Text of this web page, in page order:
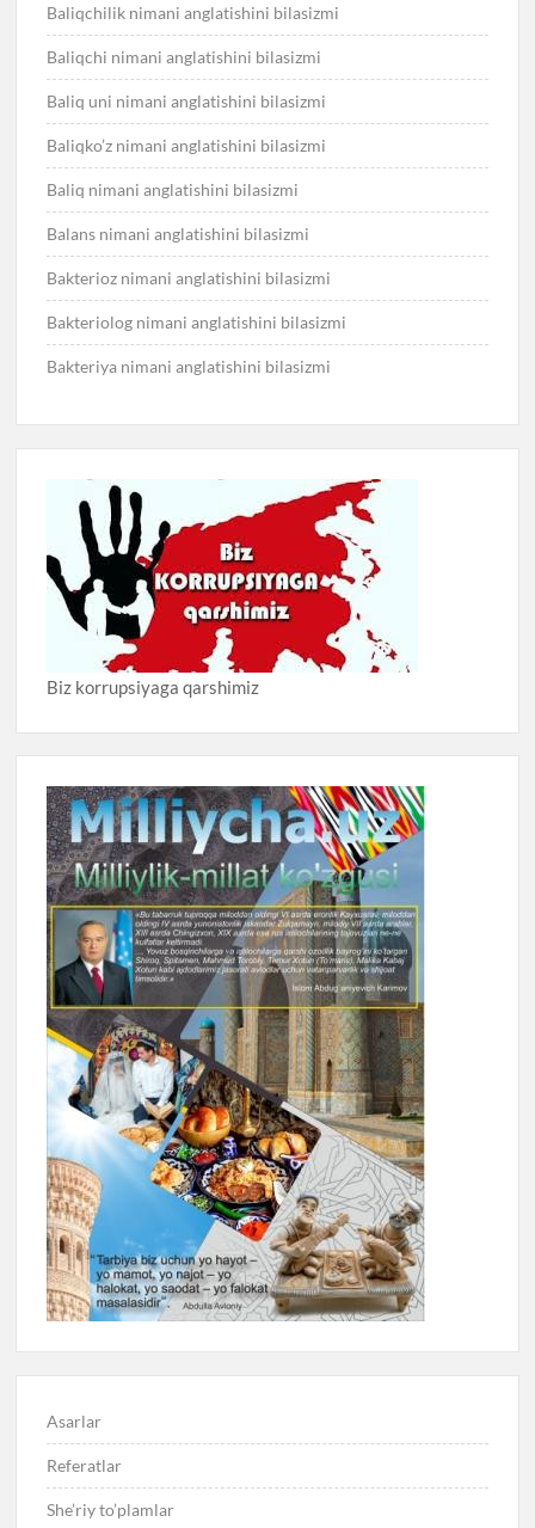
Baliqchilik nimani anglatishini bilasizmi
Baliqchi nimani anglatishini bilasizmi
Baliq uni nimani anglatishini bilasizmi
Baliqko’z nimani anglatishini bilasizmi
Baliq nimani anglatishini bilasizmi
Balans nimani anglatishini bilasizmi
Bakterioz nimani anglatishini bilasizmi
Bakteriolog nimani anglatishini bilasizmi
Bakteriya nimani anglatishini bilasizmi
Biz korrupsiyaga qarshimiz
Asarlar
Referatlar
She’riy to’plamlar